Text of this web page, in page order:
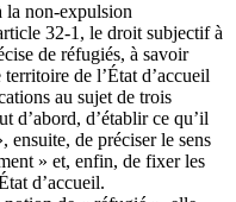
la non-expulsion
32-1, le droit subjectif à
de réfugiés, à savoir
de l’État d’accueil
au sujet de trois
d’abord, d’établir ce qu’il
ensuite, de préciser le sens
» et, enfin, de fixer les
d’accueil.